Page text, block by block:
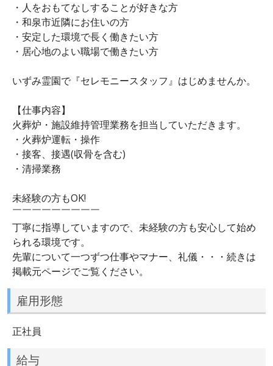
・人をおもてなしすることが好きな方
・和泉市近隣にお住いの方
・安定した環境で長く働きたい方
・居心地のよい職場で働きたい方
いずみ霊園で『セレモニースタッフ』はじめませんか。
【仕事内容】
火葬炉・施設維持管理業務を担当していただきます。
・火葬炉運転・操作
・接客、接遇(収骨を含む)
・清掃業務
未経験の方もOK!
￣￣￣￣￣￣￣￣￣
丁寧に指導していますので、未経験の方も安心して始め
られる環境です。
先輩について一つずつ仕事やマナー、礼儀・・・続きは
掲載元ページでご覧ください。
雇用形態
正社員
給与